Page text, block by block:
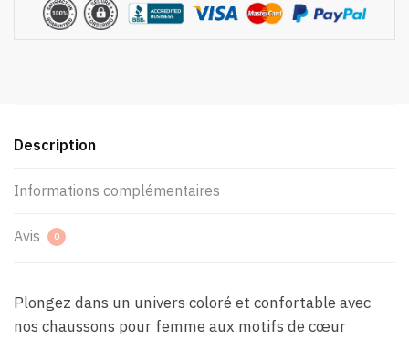
Description
Informations complémentaires
Avis 0
Plongez dans un univers coloré et confortable avec
nos chaussons pour femme aux motifs de cœur